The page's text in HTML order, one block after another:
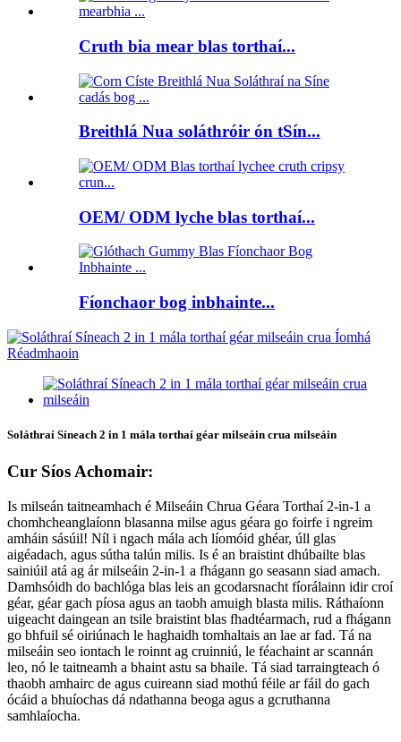
Cruth bia mear blas torthaí...
Breithlá Nua soláthróir ón tSín...
OEM/ ODM lyche blas torthaí...
Fíonchaor bog inbhainte...
Soláthraí Síneach 2 in 1 mála torthaí géar milseáin crua milseáin
Cur Síos Achomair:
Is milseán taitneamhach é Milseáin Chrua Géara Torthaí 2-in-1 a
chomhcheanglaíonn blasanna milse agus géara go foirfe i ngreim
amháin sásúil! Níl i ngach mála ach líomóid ghéar, úll glas
aigéadach, agus sútha talún milis. Is é an braistint dhúbailte blas
sainiúil atá ag ár milseáin 2-in-1 a fhágann go seasann siad amach.
Damhsóidh do bachlóga blas leis an gcodarsnacht fíorálainn idir croí
géar, géar gach píosa agus an taobh amuigh blasta milis. Ráthaíonn
uigeacht daingean an tsile braistint blas fhadtéarmach, rud a fhágann
go bhfuil sé oiriúnach le haghaidh tomhaltais an lae ar fad. Tá na
milseáin seo iontach le roinnt ag cruinniú, le féachaint ar scannán
leo, nó le taitneamh a bhaint astu sa bhaile. Tá siad tarraingteach ó
thaobh amhairc de agus cuireann siad mothú féile ar fáil do gach
ócáid ​​a bhuíochas dá ndathanna beoga agus a gcruthanna
samhlaíocha.